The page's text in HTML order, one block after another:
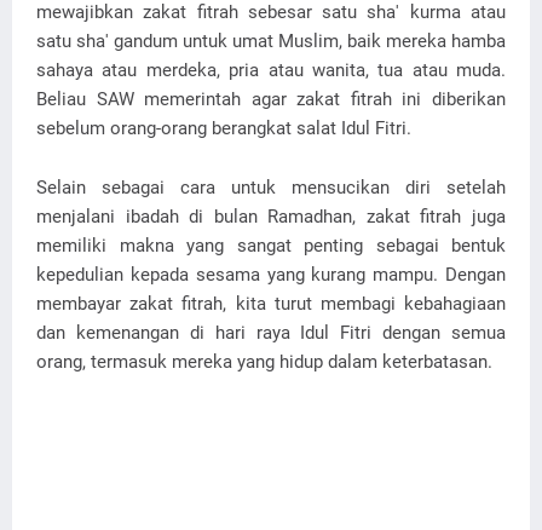
mewajibkan zakat fitrah sebesar satu sha' kurma atau
satu sha' gandum untuk umat Muslim, baik mereka hamba
sahaya atau merdeka, pria atau wanita, tua atau muda.
Beliau SAW memerintah agar zakat fitrah ini diberikan
sebelum orang-orang berangkat salat Idul Fitri.
Selain sebagai cara untuk mensucikan diri setelah
menjalani ibadah di bulan Ramadhan, zakat fitrah juga
memiliki makna yang sangat penting sebagai bentuk
kepedulian kepada sesama yang kurang mampu. Dengan
membayar zakat fitrah, kita turut membagi kebahagiaan
dan kemenangan di hari raya Idul Fitri dengan semua
orang, termasuk mereka yang hidup dalam keterbatasan.